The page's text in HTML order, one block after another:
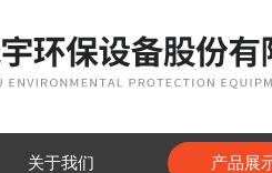
关于我们 产品展